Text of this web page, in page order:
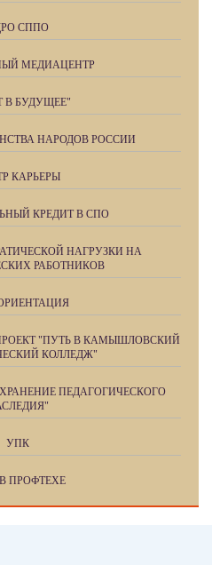
СППО
МЕДИАЦЕНТР
В БУДУЩЕЕ"
НАРОДОВ РОССИИ
КАРЬЕРЫ
КРЕДИТ В СПО
НАГРУЗКИ НА
РАБОТНИКОВ
"ПУТЬ В КАМЫШЛОВСКИЙ
КОЛЛЕДЖ"
ПЕДАГОГИЧЕСКОГО
УПК
ПРОФТЕХЕ